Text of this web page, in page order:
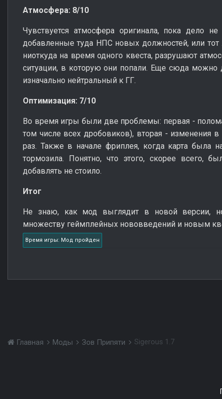
Атмосфера: 8/10
Чувствуется атмосфера оригинала, пока дело
добавленные туда НПС новых должностей, или
ниоткуда на время одного квеста, разрушают
ситуации, в которую они попали. Еще сюда можно
изначально нейтральный к ГГ.
Оптимизация: 7/10
Во время игры были две проблемы: первая -
том числе всех дробовиков), вторая - изменения в
раз. Также в начале фриплея, когда карта была
тормозила. Понятно, что этого, скорее всего,
добавлять не стоило.
Итог
Не знаю, как мод выглядит в новой версии,
множеству геймплейных нововведений и новым
Время игры: Мод пройден
Главная Моды Зов Припяти Sigerous 1.7